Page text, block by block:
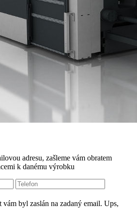
adresu, zašleme vám obratem
k danému výrobku
byl zaslán na zadaný email. Ups,